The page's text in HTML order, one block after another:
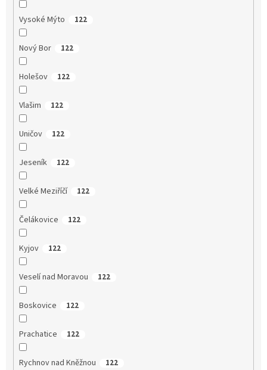
Vysoké Mýto 122
Nový Bor 122
Holešov 122
Vlašim 122
Uničov 122
Jeseník 122
Velké Meziříčí 122
Čelákovice 122
Kyjov 122
Veselí nad Moravou 122
Boskovice 122
Prachatice 122
Rychnov nad Kněžnou 122